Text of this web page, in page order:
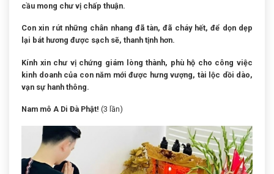
cầu mong chư vị chấp thuận.
Con xin rút những chân nhang đã tàn, đã cháy hết, để dọn dẹp
lại bát hương được sạch sẽ, thanh tịnh hơn.
Kính xin chư vị chứng giám lòng thành, phù hộ cho công việc
kinh doanh của con năm mới được hưng vượng, tài lộc dồi dào,
vạn sự hanh thông.
Nam mô A Di Đà Phật! (3 lần)